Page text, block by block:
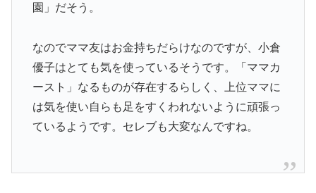
園」だそう。
なのでママ友はお金持ちだらけなのですが、小倉
優子はとても気を使っているそうです。「ママカ
ースト」なるものが存在するらしく、上位ママに
は気を使い自らも足をすくわれないように頑張っ
ているようです。セレブも大変なんですね。